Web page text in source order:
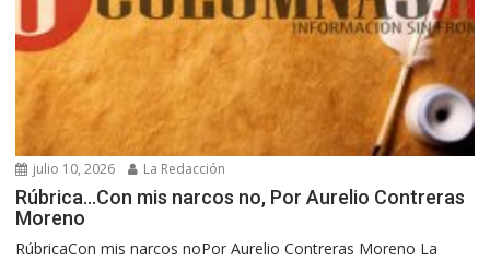
julio 10, 2026 La Redacción
Rúbrica…Con mis narcos no, Por Aurelio Contreras
Moreno
RúbricaCon mis narcos noPor Aurelio Contreras Moreno La